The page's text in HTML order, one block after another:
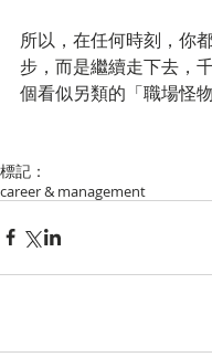
所以，在任何時刻，你
步，而是繼續走下去，
個看似另類的「職場怪物
標記：
career & management